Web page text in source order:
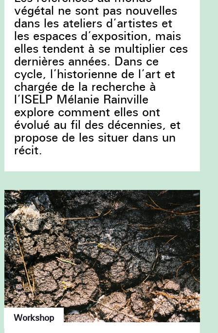
végétal ne sont pas nouvelles
dans les ateliers d’artistes et
les espaces d’exposition, mais
elles tendent à se multiplier ces
dernières années. Dans ce
cycle, l’historienne de l’art et
chargée de la recherche à
l’ISELP Mélanie Rainville
explore comment elles ont
évolué au fil des décennies, et
propose de les situer dans un
récit.
Workshop